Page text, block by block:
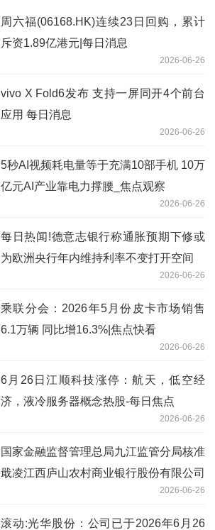
周六福(06168.HK)连续23日回购，累计
斥资1.89亿港元|每日消息
2026-06-26
vivo X Fold6发布 支持一屏同开4个前台
应用 每日消息
2026-06-26
5秒AI视频耗电量等于充满10部手机 10万
亿元AI产业靠电力撑腰_焦点观察
2026-06-26
每日热闻!德意志银行称通胀预期下修或
为欧洲央行年内维持利率不变打开空间
2026-06-26
乘联分会：2026年5月份皮卡市场销售
6.1万辆 同比增16.3%|焦点快看
2026-06-26
6月26日江顺科技涨停：航天，低空经
济，液冷服务器概念热股-每日焦点
2026-06-26
国家金融监督管理总局九江监管分局核准
戢凌江西庐山农村商业银行股份有限公司
2026-06-26
滚动:光华股份：公司已于2026年6月26